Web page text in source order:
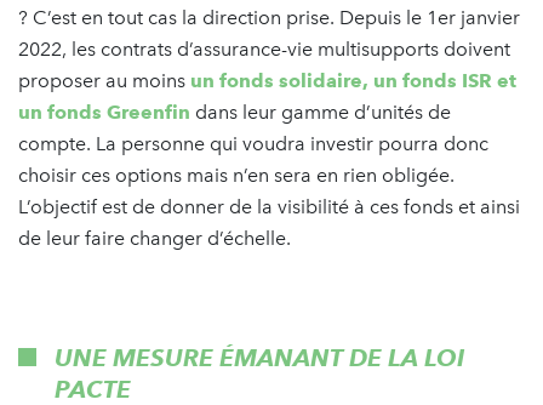
? C’est en tout cas la direction prise. Depuis le 1er janvier
2022, les contrats d’assurance-vie multisupports doivent
proposer au moins un fonds solidaire, un fonds ISR et
un fonds Greenfin dans leur gamme d’unités de
compte. La personne qui voudra investir pourra donc
choisir ces options mais n’en sera en rien obligée.
L’objectif est de donner de la visibilité à ces fonds et ainsi
de leur faire changer d’échelle.
UNE MESURE ÉMANANT DE LA LOI
PACTE